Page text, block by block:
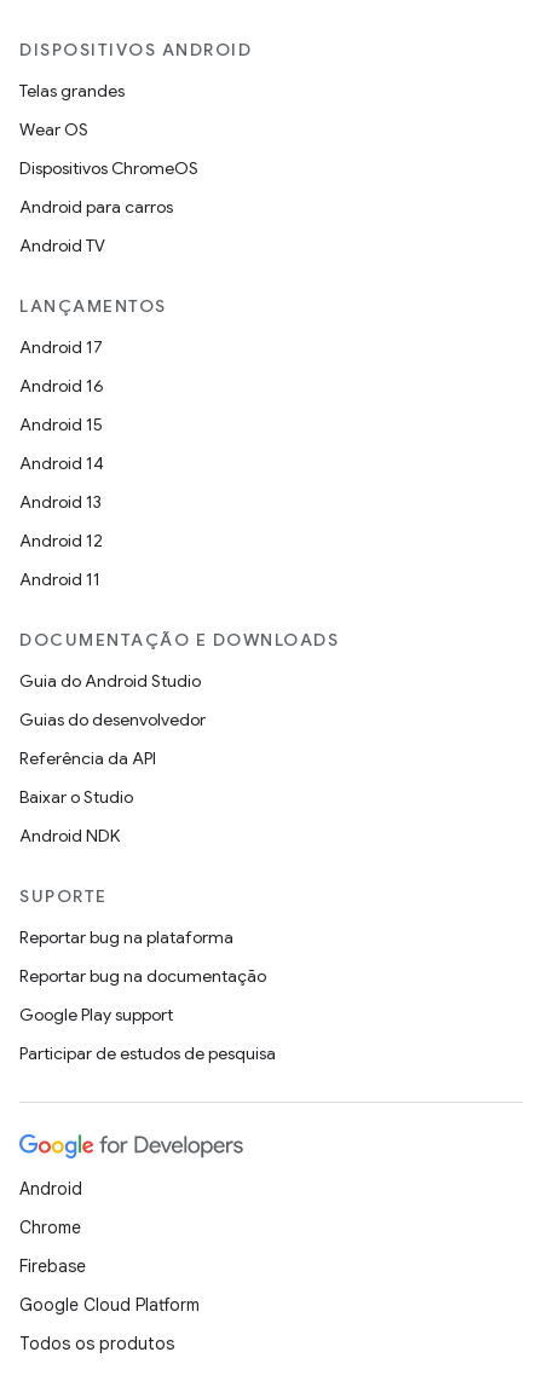
DISPOSITIVOS ANDROID
Telas grandes
Wear OS
Dispositivos ChromeOS
Android para carros
Android TV
LANÇAMENTOS
Android 17
Android 16
Android 15
Android 14
Android 13
Android 12
Android 11
DOCUMENTAÇÃO E DOWNLOADS
Guia do Android Studio
Guias do desenvolvedor
Referência da API
Baixar o Studio
Android NDK
SUPORTE
Reportar bug na plataforma
Reportar bug na documentação
Google Play support
Participar de estudos de pesquisa
Android
Chrome
Firebase
Google Cloud Platform
Todos os produtos